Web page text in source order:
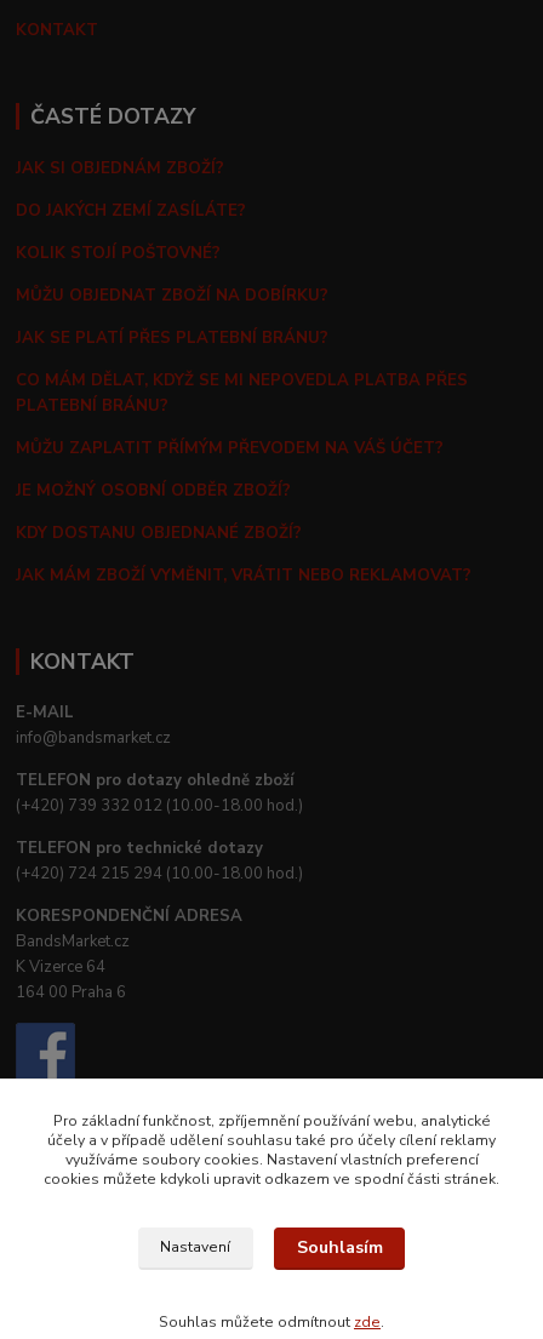
KONTAKT
ČASTÉ DOTAZY
JAK SI OBJEDNÁM ZBOŽÍ?
DO JAKÝCH ZEMÍ ZASÍLÁTE?
KOLIK STOJÍ POŠTOVNÉ?
MŮŽU OBJEDNAT ZBOŽÍ NA DOBÍRKU?
JAK SE PLATÍ PŘES PLATEBNÍ BRÁNU?
CO MÁM DĚLAT, KDYŽ SE MI NEPOVEDLA PLATBA PŘES
PLATEBNÍ BRÁNU?
MŮŽU ZAPLATIT PŘÍMÝM PŘEVODEM NA VÁŠ ÚČET?
JE MOŽNÝ OSOBNÍ ODBĚR ZBOŽÍ?
KDY DOSTANU OBJEDNANÉ ZBOŽÍ?
JAK MÁM ZBOŽÍ VYMĚNIT, VRÁTIT NEBO REKLAMOVAT?
KONTAKT
E-MAIL
info@bandsmarket.cz
TELEFON pro dotazy ohledně zboží
(+420) 739 332 012 (10.00-18.00 hod.)
TELEFON pro technické dotazy
(+420) 724 215 294 (10.00-18.00 hod.)
KORESPONDENČNÍ ADRESA
BandsMarket.cz
K Vizerce 64
164 00 Praha 6
© Creative Booster, s.r.o.
Pro základní funkčnost, zpříjemnění používání webu, analytické
účely a v případě udělení souhlasu také pro účely cílení reklamy
využíváme soubory cookies. Nastavení vlastních preferencí
cookies můžete kdykoli upravit odkazem ve spodní části stránek.
Nastavení Souhlasím
Souhlas můžete odmítnout zde.